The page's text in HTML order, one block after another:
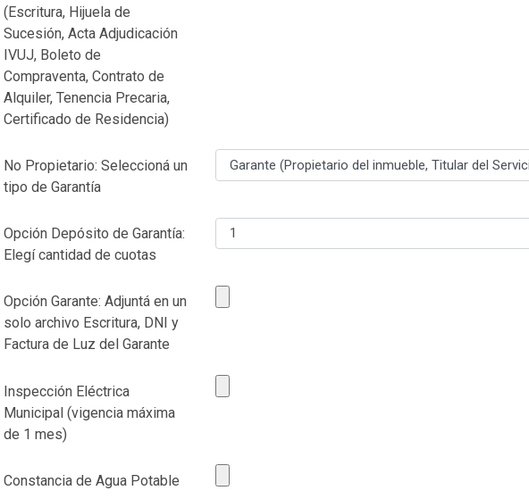
(Escritura, Hijuela de
Sucesión, Acta Adjudicación
IVUJ, Boleto de
Compraventa, Contrato de
Alquiler, Tenencia Precaria,
Certificado de Residencia)
No Propietario: Seleccioná un
tipo de Garantía
Opción Depósito de Garantía:
Elegí cantidad de cuotas
Opción Garante: Adjuntá en un
solo archivo Escritura, DNI y
Factura de Luz del Garante
Inspección Eléctrica
Municipal (vigencia máxima
de 1 mes)
Constancia de Agua Potable